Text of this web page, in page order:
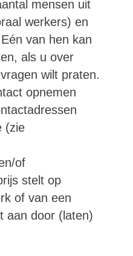
mensen uit
werkers) en
van hen kan
als u over
wilt praten.
opnemen
(zie
of
stelt op
of van een
aan door (laten)